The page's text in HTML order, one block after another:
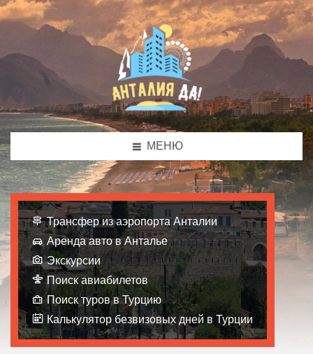
МЕНЮ
Трансфер из аэропорта Анталии
Аренда авто в Анталье
Экскурсии
Поиск авиабилетов
Поиск туров в Турцию
Калькулятор безвизовых дней в Турции